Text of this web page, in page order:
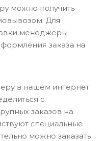
можно получить
Для
менеджеры
заказа на
в нашем интернет
с
заказов на
специальные
можно заказать